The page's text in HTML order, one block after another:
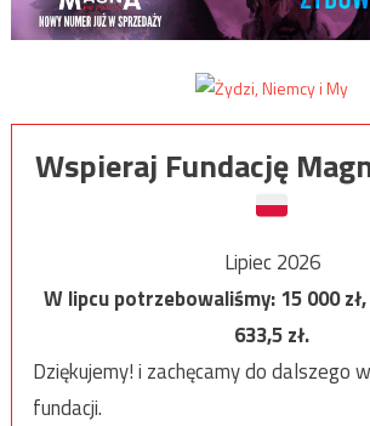
Wspieraj Fundację
Lipiec 2026
W lipcu potrzebowaliśmy:15 000
633,5zł.
Dziękujemy! i zachęcamy do dalszego
fundacji.